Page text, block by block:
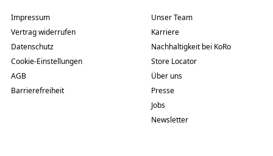
Impressum
Vertrag widerrufen
Datenschutz
Cookie-Einstellungen
AGB
Barrierefreiheit
Unser Team
Karriere
Nachhaltigkeit bei KoRo
Store Locator
Über uns
Presse
Jobs
Newsletter